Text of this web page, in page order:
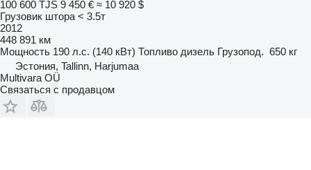
100 600 TJS 9 450 € ≈ 10 920 $
Грузовик штора < 3.5т
2012
448 891 км
Мощность 190 л.с. (140 кВт) Топливо дизель Грузопод. 650 кг
Эстония, Tallinn, Harjumaa
Multivara OÜ
Связаться с продавцом